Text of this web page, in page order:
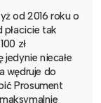
od 2016 roku o
płacicie tak
zł
jedynie niecałe
wędruje do
Prosument